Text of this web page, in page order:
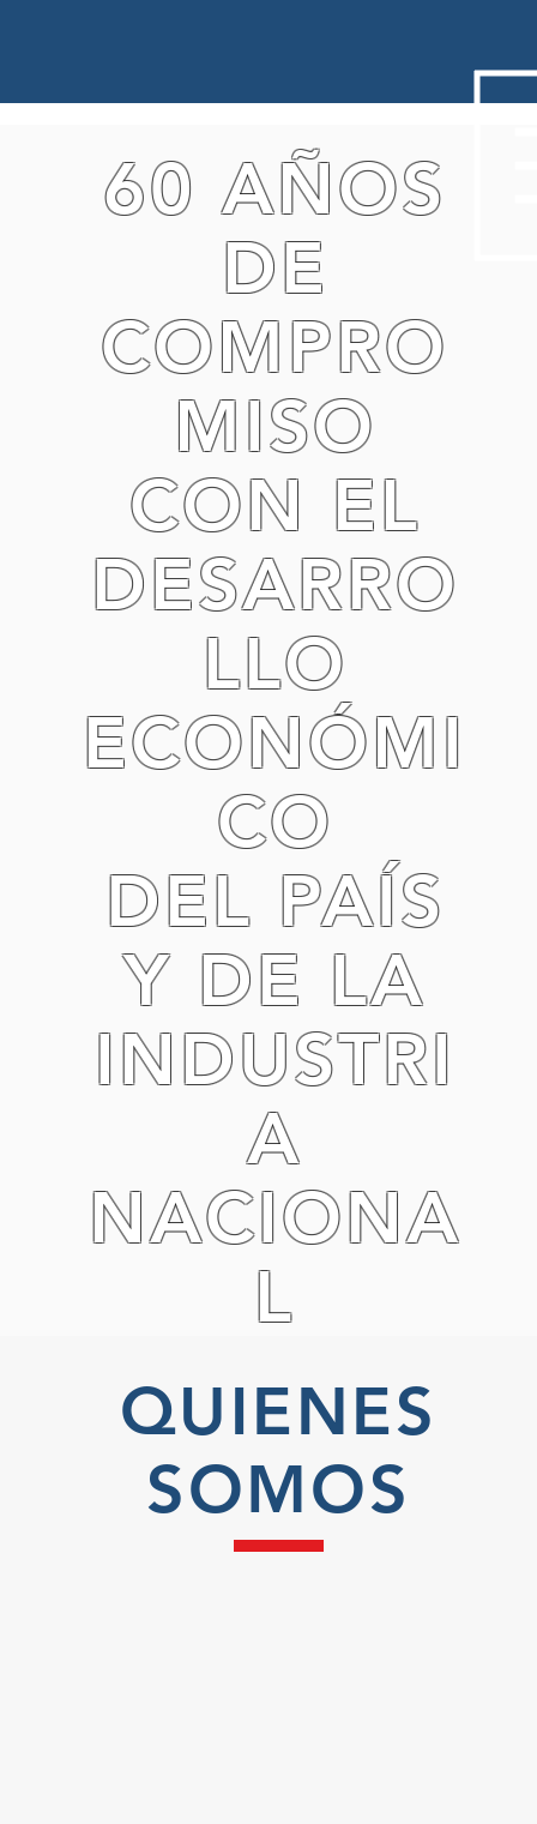
60 AÑOS
DE
COMPRO
MISO
CON EL
DESARRO
LLO
ECONÓMI
CO
DEL PAÍS
Y DE LA
INDUSTRI
A
NACIONA
L
QUIENES
SOMOS